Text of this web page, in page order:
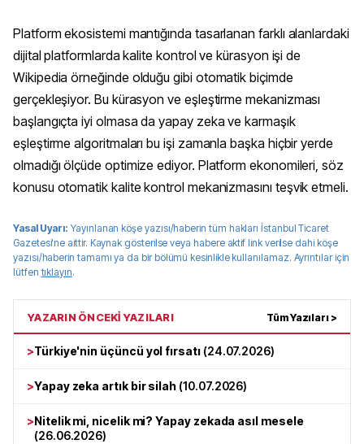
Platform ekosistemi mantığında tasarlanan farklı alanlardaki
dijital platformlarda kalite kontrol ve kürasyon işi de
Wikipedia örneğinde olduğu gibi otomatik biçimde
gerçekleşiyor. Bu kürasyon ve eşleştirme mekanizması
başlangıçta iyi olmasa da yapay zeka ve karmaşık
eşleştirme algoritmaları bu işi zamanla başka hiçbir yerde
olmadığı ölçüde optimize ediyor. Platform ekonomileri, söz
konusu otomatik kalite kontrol mekanizmasını teşvik etmeli.
Yasal Uyarı: Yayınlanan köşe yazısı/haberin tüm haklarıİstanbul Ticaret
Gazetesi'ne aittir. Kaynak gösterilse veya habere aktif link verilse dahi köşe
yazısı/haberin tamamı ya da bir bölümü kesinlikle kullanılamaz. Ayrıntılar için
lütfen tıklayın.
YAZARIN ÖNCEKİ YAZILARI Tüm Yazıları >
>Türkiye'nin üçüncü yol fırsatı(24.07.2026)
>Yapay zeka artık bir silah (10.07.2026)
>Nitelik mi, nicelik mi? Yapay zekada asıl mesele
(26.06.2026)